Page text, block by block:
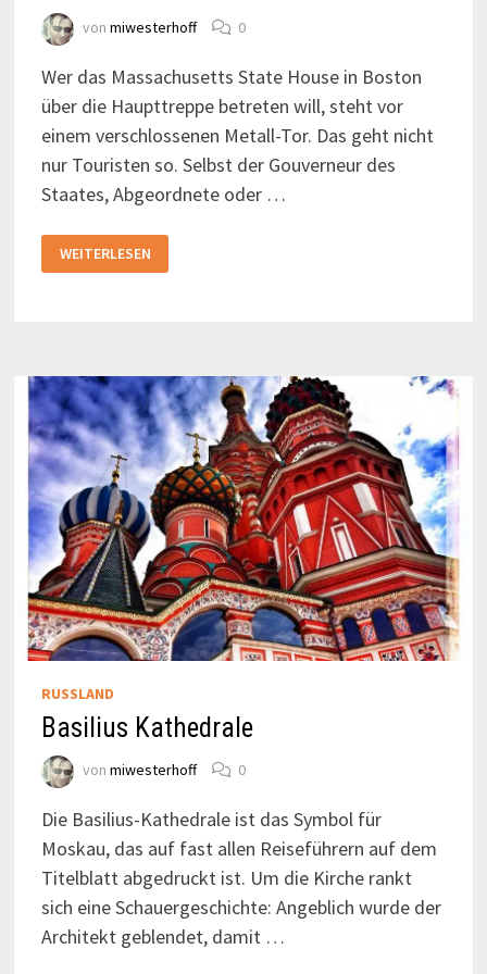
von miwesterhoff 0
Wer das Massachusetts State House in Boston
über die Haupttreppe betreten will, steht vor
einem verschlossenen Metall-Tor. Das geht nicht
nur Touristen so. Selbst der Gouverneur des
Staates, Abgeordnete oder …
STATE
HOUSE
WEITERLESEN
RUSSLAND
Basilius Kathedrale
von miwesterhoff 0
Die Basilius-Kathedrale ist das Symbol für
Moskau, das auf fast allen Reiseführern auf dem
Titelblatt abgedruckt ist. Um die Kirche rankt
sich eine Schauergeschichte: Angeblich wurde der
Architekt geblendet, damit …